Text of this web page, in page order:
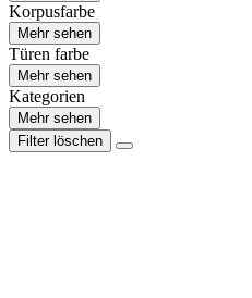
Korpusfarbe
Mehr sehen
Türen farbe
Mehr sehen
Kategorien
Mehr sehen
Filter löschen